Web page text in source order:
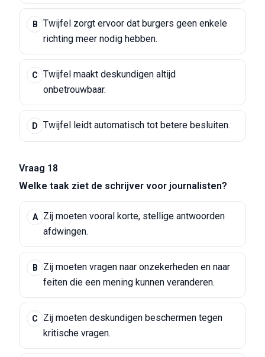
B
Twijfel zorgt ervoor dat burgers geen enkele
richting meer nodig hebben.
C
Twijfel maakt deskundigen altijd
onbetrouwbaar.
D Twijfel leidt automatisch tot betere besluiten.
Vraag 18
Welke taak ziet de schrijver voor journalisten?
A
Zij moeten vooral korte, stellige antwoorden
afdwingen.
B
Zij moeten vragen naar onzekerheden en naar
feiten die een mening kunnen veranderen.
C
Zij moeten deskundigen beschermen tegen
kritische vragen.